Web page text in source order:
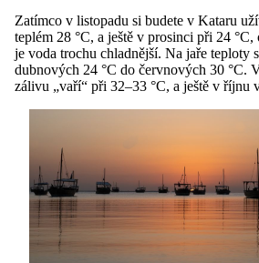
Zatímco v listopadu si budete v Kataru
teplém 28 °C, a ještě v prosinci při 24 °C,
je voda trochu chladnější. Na jaře teploty
dubnových 24 °C do červnových 30 °C.
zálivu „vaří“ při 32–33 °C, a ještě v říjnu